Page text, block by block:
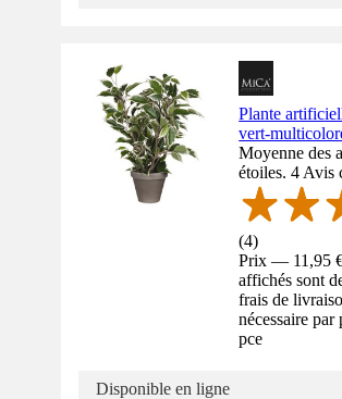
Plante
vert-
Moyenne des
étoiles. 4 Avis
(4)
Prix — 11,95
affichés sont
frais de
nécessaire par
pce
Disponible en ligne